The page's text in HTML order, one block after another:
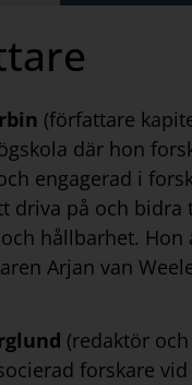
(författare
där hon
engagerad i
driva på och bidra
hållbarhet.
Arjan van
(redaktör
forskare